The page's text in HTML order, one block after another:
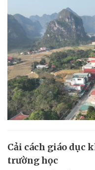
Cải cách giáo dục
trường học